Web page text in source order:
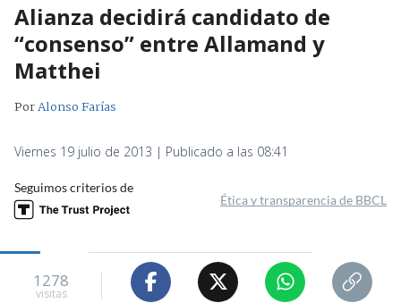
Alianza decidirá candidato de
“consenso” entre Allamand y
Matthei
PorAlonso Farías
Viernes 19 julio de 2013 | Publicado a las 08:41
Seguimos criterios de
Ética y transparencia de BBCL
1278
visitas